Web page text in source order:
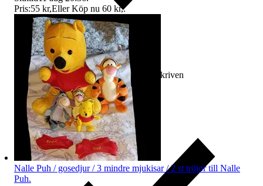
Ersättning om varan inte är som beskriven
Pris:55 kr,Eller Köp nu 60 kr,.
Nalle Puh / gosedjur / 3 mindre mjukisar / 2 st tröjor till Nalle
Puh.